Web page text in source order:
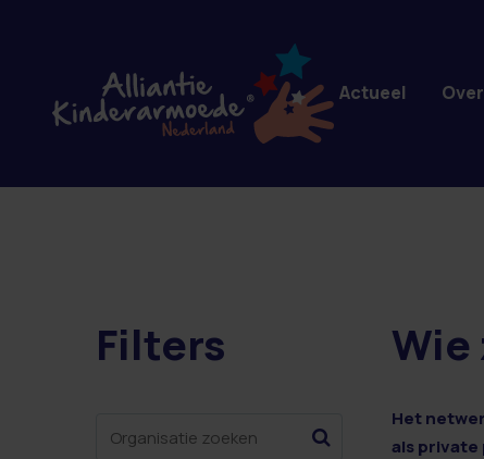
1 resultaten
Filters Wie
Het
als private
Actueel